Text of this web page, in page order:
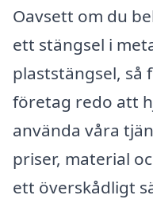
Oavsett om du
ett stängsel i
plaststängsel, så
företag redo att
använda våra
priser, material
ett överskådligt